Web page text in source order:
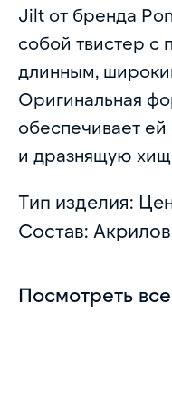
Jilt от бренда
собой твистер с
длинным,
Оригинальная
обеспечивает
и дразнящую
Тип изделия:
Состав:
Посмотреть все